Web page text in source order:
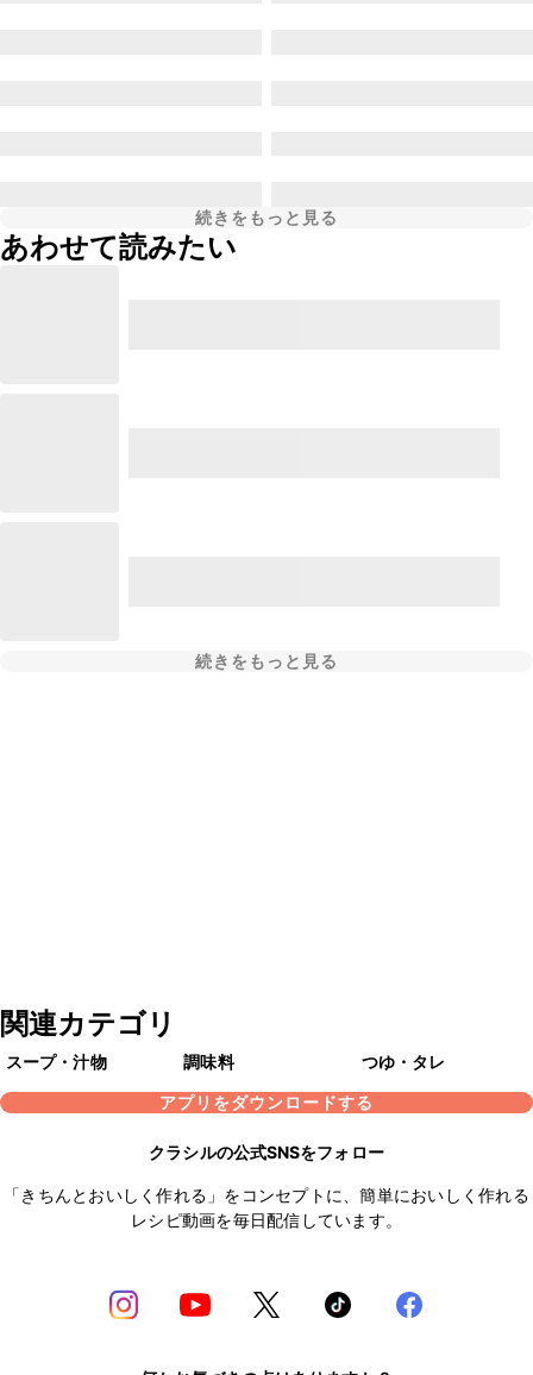
続きをもっと見る
あわせて読みたい
続きをもっと見る
関連カテゴリ
スープ・汁物 調味料
つゆ・タレ
アプリをダウンロードする
クラシルの公式SNSをフォロー
「きちんとおいしく作れる」をコンセプトに、簡単においしく作れる
レシピ動画を毎日配信しています。